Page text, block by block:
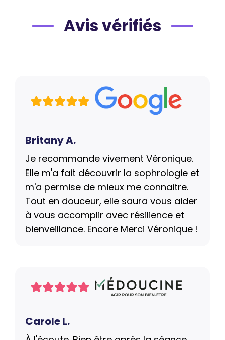
Avis vérifiés
Britany A.
Je recommande vivement Véronique.
Elle m'a fait découvrir la sophrologie et
m'a permise de mieux me connaitre.
Tout en douceur, elle saura vous aider
à vous accomplir avec résilience et
bienveillance. Encore Merci Véronique !
Carole L.